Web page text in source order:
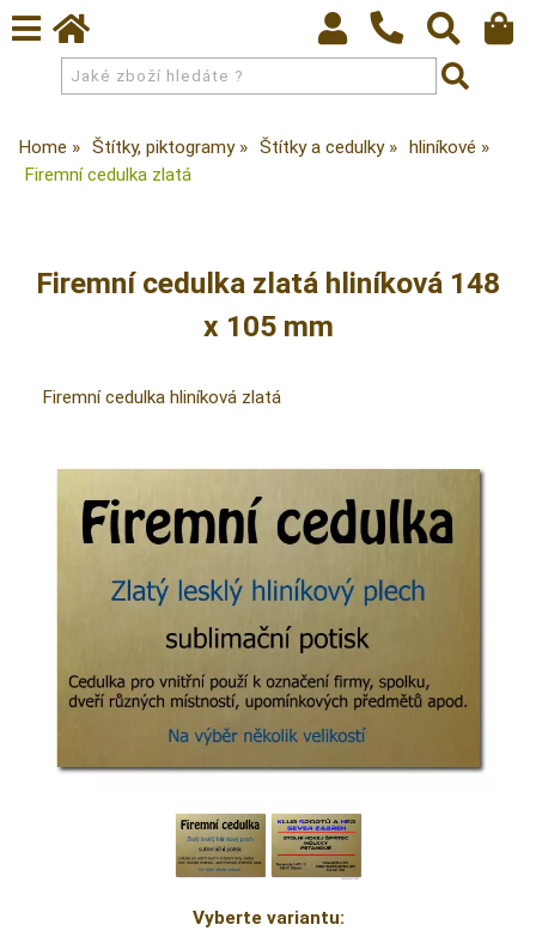
Home Štítky, piktogramy Štítky a cedulky
hliníkové
Firemní cedulka zlatá
Firemní cedulka zlatá hliníková 148
x 105 mm
Firemní cedulka hliníková zlatá
Vyberte variantu: